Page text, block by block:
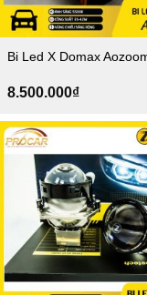
Bi Led X Domax
8.500.000₫